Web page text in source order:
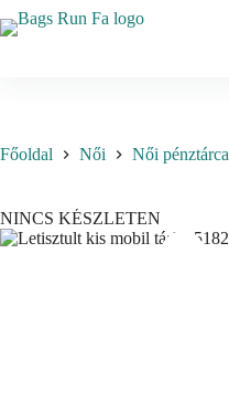
Skip
to
Főoldal Női Női pénztárca
NINCS KÉSZLETEN